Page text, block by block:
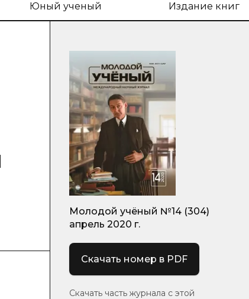
Юный ученый Издание книг
Молодой учёный №14 (304)
апрель 2020 г.
Скачать номер в PDF
Скачать часть журнала с этой